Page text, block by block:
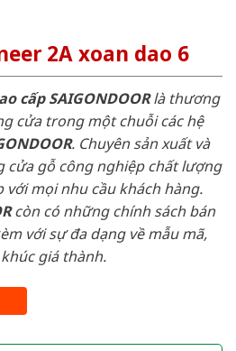
2A xoan dao 6
cấp SAIGONDOORlà thương
cửa trong một chuỗi các hệ
. Chuyên sản xuất và
cửa gỗ công nghiệp chất lượng
với mọi nhu cầu khách hàng.
còn có những chính sách bán
với sự đa dạng về mẫu mã,
giá thành.